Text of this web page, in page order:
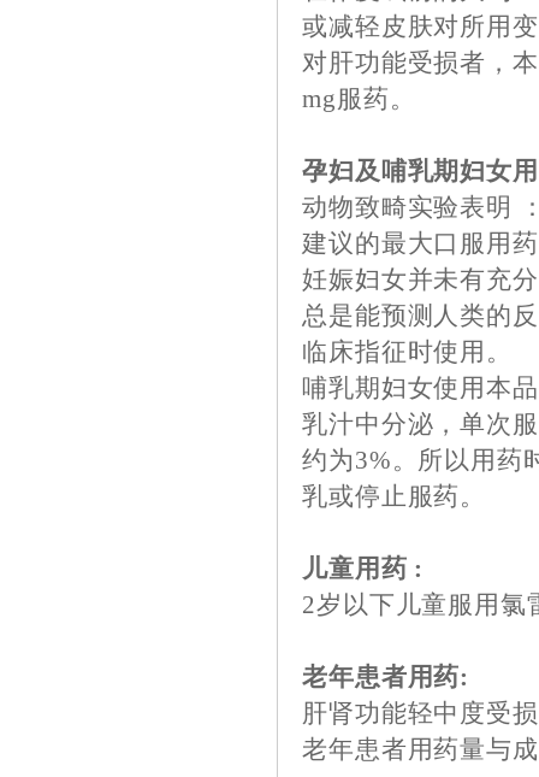
或减轻皮肤对所用
对肝功能受损者，
mg服药。
孕妇及哺乳期妇女
动物致畸实验表明
建议的最大口服用
妊娠妇女并未有充
总是能预测人类的
临床指征时使用。
哺乳期妇女使用本
乳汁中分泌，单次
约为3%。所以用药
乳或停止服药。
儿童用药 :
2岁以下儿童服用
老年患者用药:
肝肾功能轻中度受
老年患者用药量与